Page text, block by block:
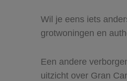
Wil je eens iets
grotwoningen en
Een andere
uitzicht over Gran